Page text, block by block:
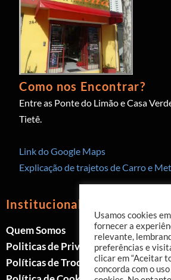
Como nos Encontrar?
Entre as Ponte do Limão e Casa
Tietê.
Link do Google Maps
Explicação de trajetos de Carro e
Institucional
Quem Somos
Politicas de Privacidade
Políticas de Trocas e Devoluções
Usamos cookies
fornecer a
relevante,
preferências e
clicar em “Aceitar
concorda com o